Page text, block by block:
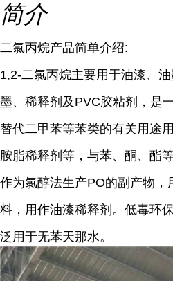
简介
二氯丙烷产品简单介绍:
1,2-二氯丙烷主要用于油漆、
墨、稀释剂及PVC胶粘剂，是
替代二甲苯等苯类的有关用途
胺脂稀释剂等，与苯、酮、酯
作为氯醇法生产PO的副产物，
料，用作油漆稀释剂。低毒环
泛用于无苯天那水。